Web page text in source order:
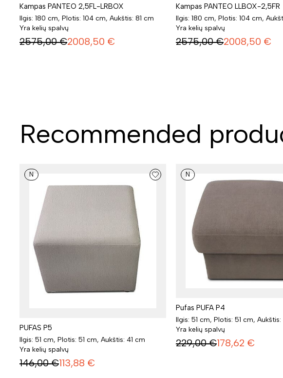
Kampas PANTEO 2,5FL-LRBOX
Ilgis: 180 cm, Plotis: 104 cm, Aukštis: 81 cm
Yra kelių spalvų
2575,00 €2008,50 €
Kampas PANTEO LLBOX-2,5FR
Ilgis: 180 cm, Plotis: 104 cm,
Yra kelių spalvų
2575,00 €2008,50 €
Recommended
N
PUFAS P5
Ilgis: 51 cm, Plotis: 51 cm, Aukštis: 41 cm
Yra kelių spalvų
146,00 €113,88 €
N
Pufas PUFA P4
Ilgis: 51 cm, Plotis: 51 cm,
Yra kelių spalvų
229,00 €178,62 €